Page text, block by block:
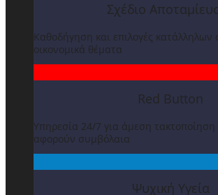
Σχέδιο
Καθοδήγηση και επιλογές κατάλληλων
οικονομικά θέματα
Red Button
Υπηρεσία 24/7 για άμεση
αφορούν συμβόλαια
Ψυχική Υγεία